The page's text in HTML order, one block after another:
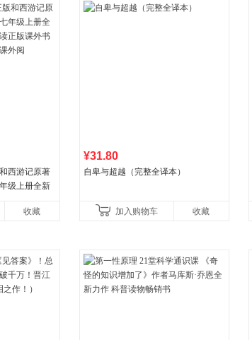
西游记原著
级上册全新
阅
收藏
¥31.80
自卑与超越（完整全译本）
加入购物车 收藏